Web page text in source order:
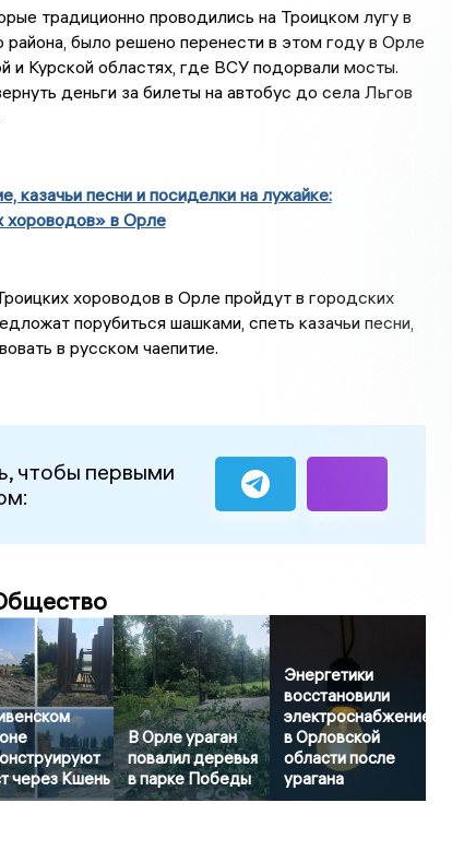
традиционно проводились на Троицком лугу в
было решено перенести в этом году в Орле
и Курской областях, где ВСУ подорвали мосты.
деньги за билеты на автобус до села Льгов
казачьи песни и посиделки на лужайке:
хороводов» в Орле
хороводов в Орле пройдут в городских
порубиться шашками, спеть казачьи песни,
в русском чаепитие.
чтобы первыми
через Кшень
В Орле ураган
повалил деревья
в парке Победы
Энергетики
восстановили
электроснабжение
в Орловской
области после
урагана